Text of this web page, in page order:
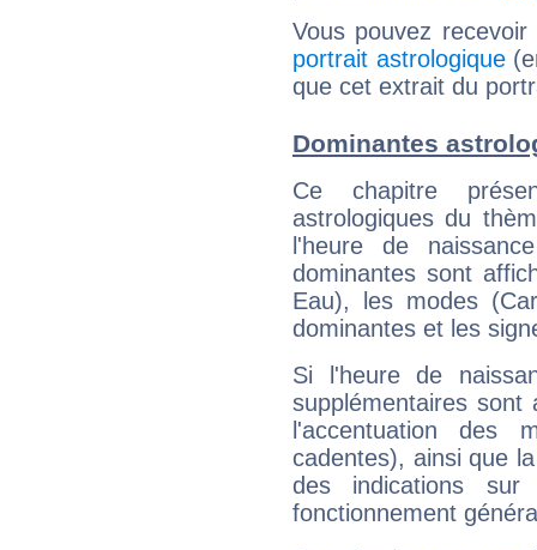
Vous pouvez
portrait astrologique
que cet extrait du
Dominantes
Ce chapitre
astrologiques du
l'heure de
dominantes sont
Eau), les modes
dominantes et les
Si l'heure de
supplémentaires sont
l'accentuation des
cadentes), ainsi que
des indications sur
fonctionnement